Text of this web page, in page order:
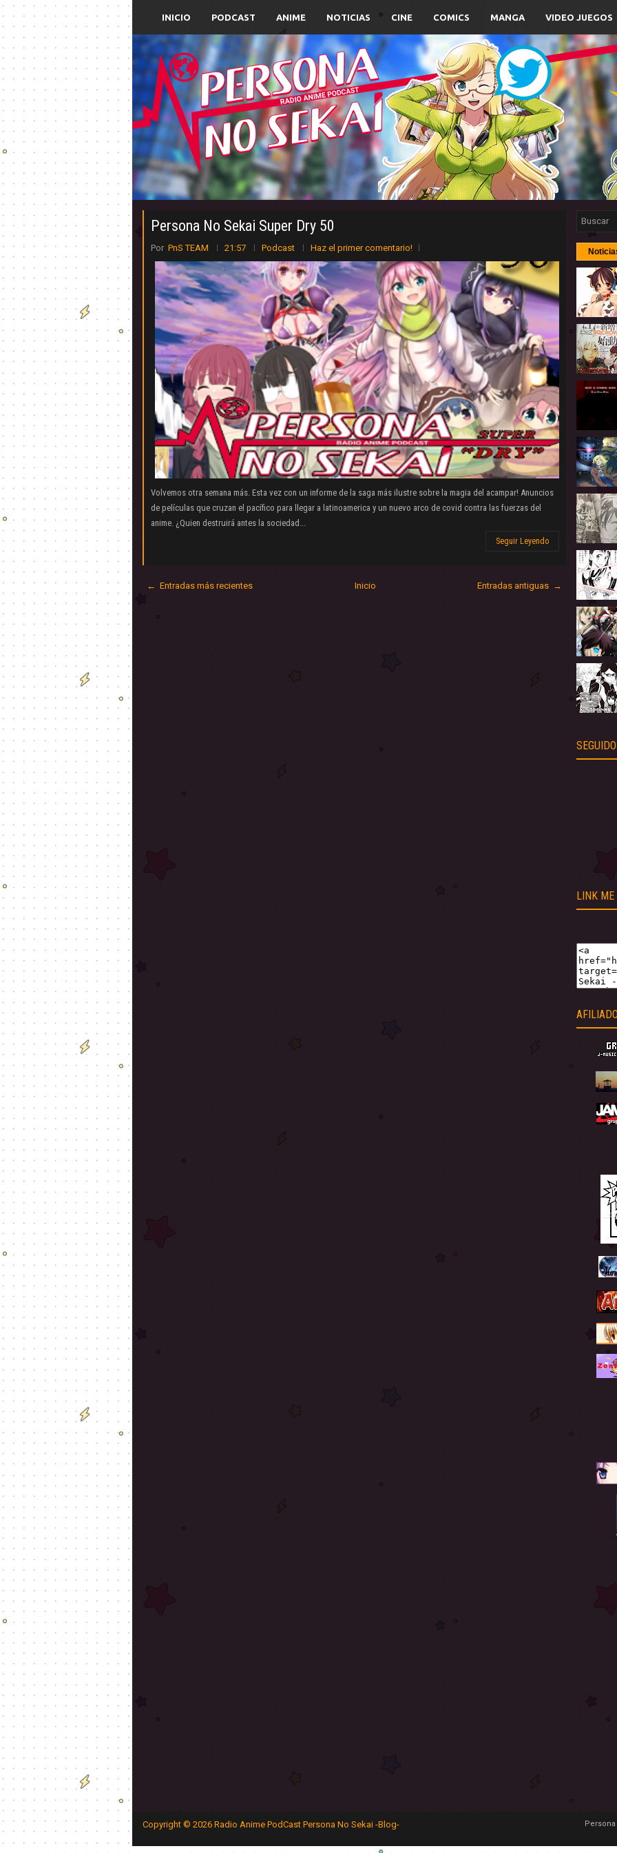
INICIO PODCAST ANIME NOTICIAS CINE COMICS MANGA VIDEO JUEGOS
Persona No Sekai Super Dry 50
Por PnS TEAM 21:57 Podcast Haz el primer comentario!
Volvemos otra semana más. Esta vez con un informe de la saga más ilustre sobre la magia del acampar! Anuncios
de películas que cruzan el pacífico para llegar a latinoamerica y un nuevo arco de covid contra las fuerzas del
anime. ¿Quien destruirá antes la sociedad...
Seguir Leyendo
← Entradas más recientes Entradas antiguas →
Inicio
LINK ME
Copyright © 2026 Radio Anime PodCast Persona No Sekai -Blog-